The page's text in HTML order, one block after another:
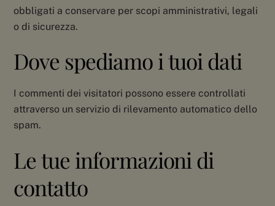
obbligati a conservare per scopi amministrativi, legali
o di sicurezza.
Dove spediamo i tuoi dati
I commenti dei visitatori possono essere controllati
attraverso un servizio di rilevamento automatico dello
spam.
Le tue informazioni di
contatto